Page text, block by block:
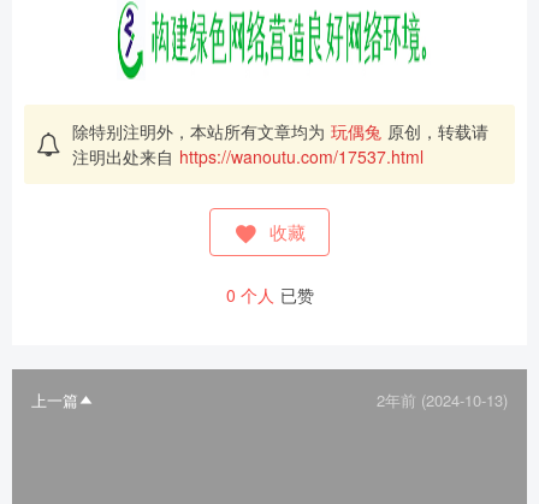
除特别注明外，本站所有文章均为 玩偶兔 原创，转载请
注明出处来自 https://wanoutu.com/17537.html
收藏
0 个人 已赞
上一篇 2年前 (2024-10-13)